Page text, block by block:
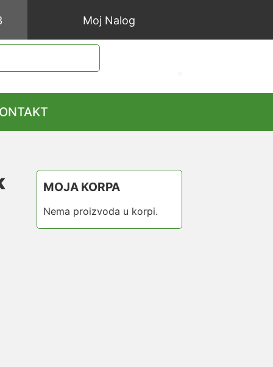
Moj Nalog
MOJA KORPA
Nema proizvoda u korpi.